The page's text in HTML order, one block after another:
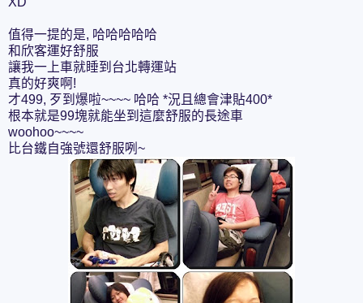
值得一提的是, 哈哈哈哈哈
和欣客運好舒服
讓我一上車就睡到台北轉運站
真的好爽啊!
才499, 歹到爆啦~~~~ 哈哈 *況且總會津貼400*
根本就是99塊就能坐到這麼舒服的長途車
woohoo~~~~
比台鐵自強號還舒服咧~